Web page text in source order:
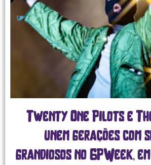
Twenty One Pilots e
unem gerações com
grandiosos no GPWeek,